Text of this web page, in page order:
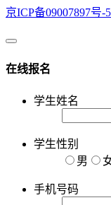
京ICP备09007897号-
在线报名
学生姓名
学生性别
男
手机号码